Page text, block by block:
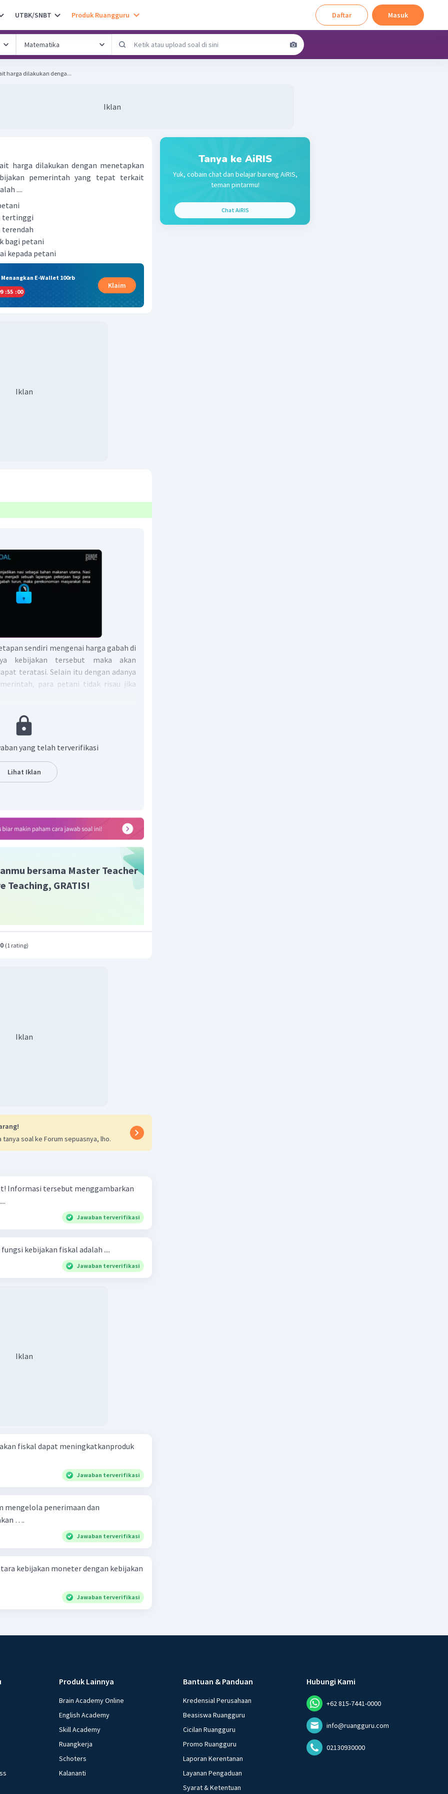
UTBK/SNBT Produk Ruangguru Daftar Masuk
harga dilakukan denga...
Iklan
harga dilakukan dengan menetapkan
pemerintah yang tepat terkait
....
tertinggi
terendah
bagi petani
kepada petani
E-Wallet 100rb
:54 :59
Klaim
Iklan
sendiri mengenai harga gabah di
kebijakan tersebut maka akan
teratasi. Selain itu dengan adanya
para petani tidak risau jika
menyelamatkan perekonomian para
adalah B.yang telah terverifikasi
Lihat Iklan
bersama Master Teacher
Teaching, GRATIS!
(1 rating)
Iklan
tanya soal ke Forum sepuasnya, lho.
Jawaban terverifikasi
kebijakan fiskal adalah ....
Jawaban terverifikasi
Iklan
fiskal dapat meningkatkanproduk
Jawaban terverifikasi
mengelola penerimaan dan
….
Jawaban terverifikasi
kebijakan moneter dengan kebijakan
Jawaban terverifikasi
Tanya ke AiRIS
Yuk, cobain chat dan belajar bareng AiRIS,
teman pintarmu!
Chat AiRIS
Produk Lainnya
Brain Academy Online
English Academy
Skill Academy
Ruangkerja
Schoters
Kalananti
Bantuan & Panduan
Kredensial Perusahaan
Beasiswa Ruangguru
Cicilan Ruangguru
Promo Ruangguru
Laporan Kerentanan
Layanan Pengaduan
Syarat & Ketentuan
Hubungi Kami
+62 815-7441-0000
info@ruangguru.com
02130930000